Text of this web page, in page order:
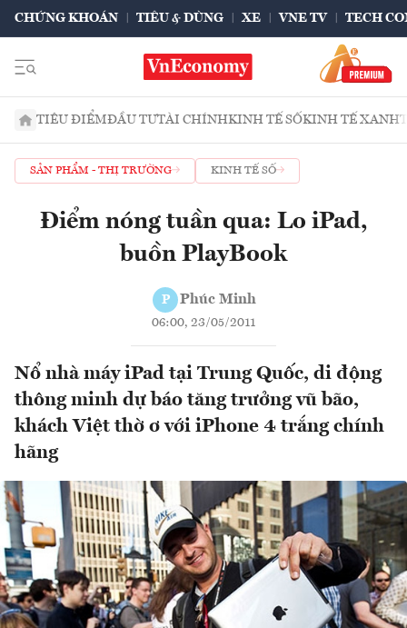
CHỨNG KHOÁN TIÊU & DÙNG XE VNE TV TECH
TIÊU ĐIỂMĐẦU TƯTÀI CHÍNHKINH TẾ SỐKINH TẾ XANH
SẢN PHẨM - THỊ TRƯỜNG KINH TẾ SỐ
Điểm nóng tuần qua: Lo iPad,
buồn PlayBook
P Phúc Minh
06:00, 23/05/2011
Nổ nhà máy iPad tại Trung Quốc, di động
thông minh dự báo tăng trưởng vũ bão,
khách Việt thờ ơ với iPhone 4 trắng chính
hãng